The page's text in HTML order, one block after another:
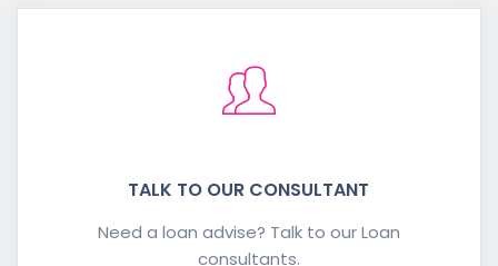
TALK TO OUR CONSULTANT
Need a loan advise? Talk to our Loan
consultants.